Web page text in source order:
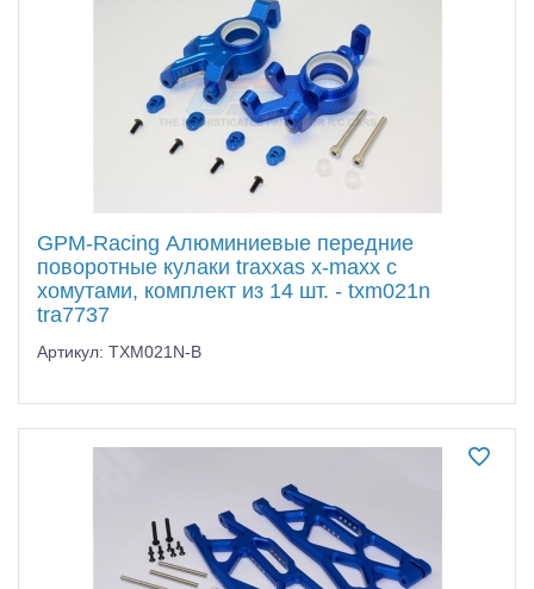
GPM-Racing Алюминиевые передние
поворотные кулаки traxxas x-maxx с
хомутами, комплект из 14 шт. - txm021n
tra7737
Артикул: TXM021N-B